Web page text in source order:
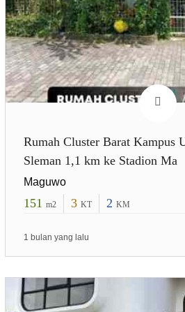
Rumah Cluster Barat Kampus
Sleman 1,1 km ke Stadion Ma
Maguwo
151 m2 3 KT 2 KM
1 bulan yang lalu